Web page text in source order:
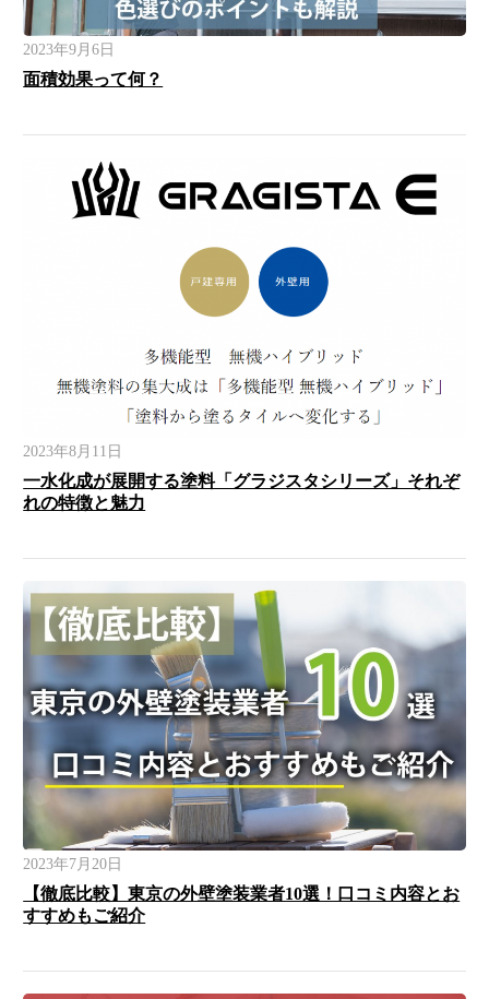
2023年9月6日
面積効果って何？
2023年8月11日
一水化成が展開する塗料「グラジスタシリーズ」それぞ
れの特徴と魅力
2023年7月20日
【徹底比較】東京の外壁塗装業者10選！口コミ内容とお
すすめもご紹介